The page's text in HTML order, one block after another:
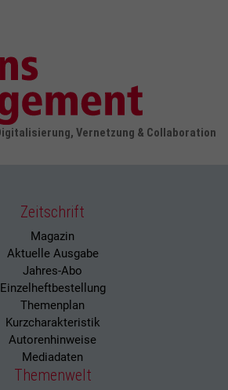
Vernetzung & Collaboration
Zeitschrift
Magazin
Aktuelle Ausgabe
Jahres-Abo
Einzelheftbestellung
Themenplan
Kurzcharakteristik
Autorenhinweise
Mediadaten
Themenwelt